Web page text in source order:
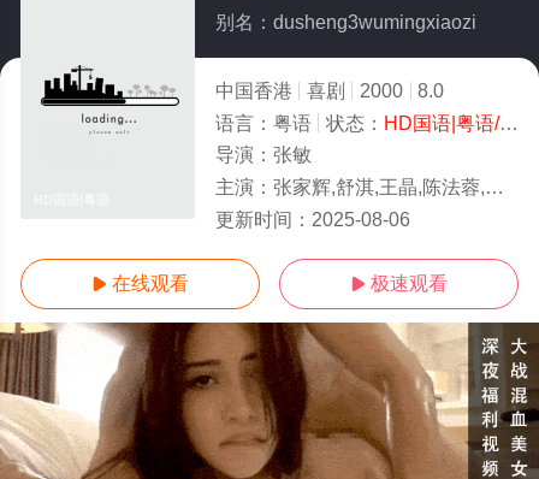
别名：dusheng3wumingxiaozi
中国香港 喜剧 2000
8.0
语言： 粤语 状态： HD国语|粤语/高清
导演： 张敏
主演： 张家辉,舒淇,王晶,陈法蓉,黎骏,彭立威,许绍雄,龙方,李兆基,杨嘉雯,阮兆祥
更新时间： 2025-08-06
 在线观看  极速观看